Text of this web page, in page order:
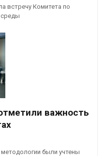
встречу Комитета по
важность
были учтены